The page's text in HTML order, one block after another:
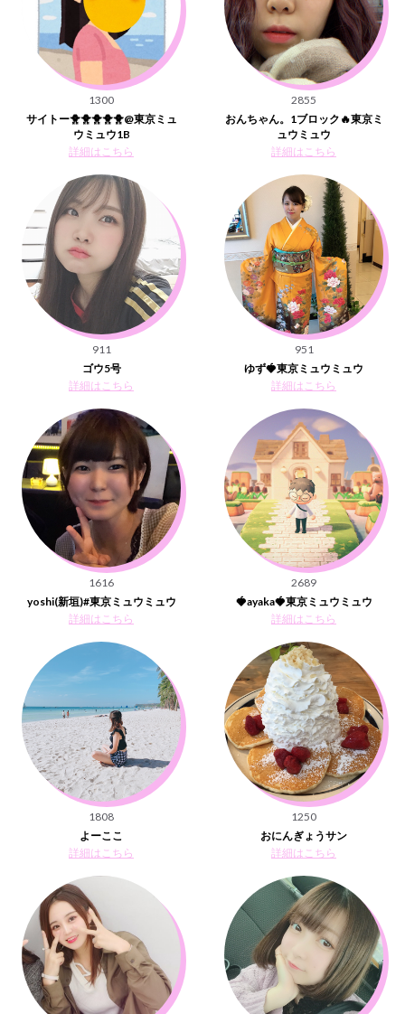
1300
サイトー🐥🐥🐥🐥🐥@東京ミュ
ウミュウ1B
詳細はこちら
2855
おんちゃん。1ブロック🔥東京ミ
ュウミュウ
詳細はこちら
911
ゴウ5号
詳細はこちら
951
ゆず🍓東京ミュウミュウ
詳細はこちら
1616
yoshi(新垣)#東京ミュウミュウ
詳細はこちら
2689
🍓ayaka🍓東京ミュウミュウ
詳細はこちら
1808
よーここ
詳細はこちら
1250
おにんぎょうサン
詳細はこちら